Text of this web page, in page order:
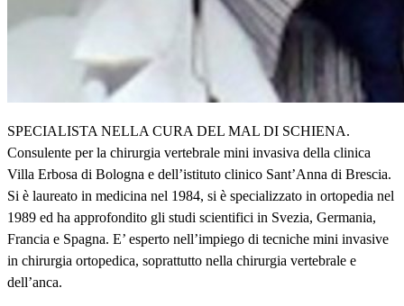
SPECIALISTA NELLA CURA DEL MAL DI SCHIENA.
Consulente per la chirurgia vertebrale mini invasiva della clinica
Villa Erbosa di Bologna e dell’istituto clinico Sant’Anna di Brescia.
Si è laureato in medicina nel 1984, si è specializzato in ortopedia nel
1989 ed ha approfondito gli studi scientifici in Svezia, Germania,
Francia e Spagna. E’ esperto nell’impiego di tecniche mini invasive
in chirurgia ortopedica, soprattutto nella chirurgia vertebrale e
dell’anca.